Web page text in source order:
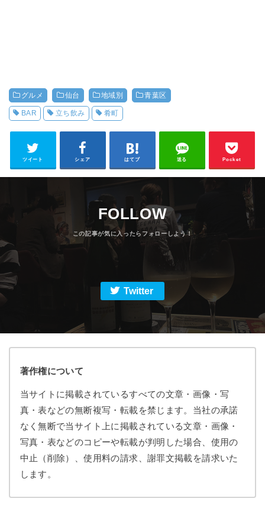
グルメ 仙台 地域別 青葉区
BAR 立ち飲み 肴町
ツイート シェア はてブ 送る Pocket
FOLLOW
Twitter
著作権について
当サイトに掲載されているすべての文章・画像・写
真・表などの無断複写・転載を禁じます。当社の承諾
なく無断で当サイト上に掲載されている文章・画像・
写真・表などのコピーや転載が判明した場合、使用の
中止（削除）、使用料の請求、謝罪文掲載を請求いた
します。